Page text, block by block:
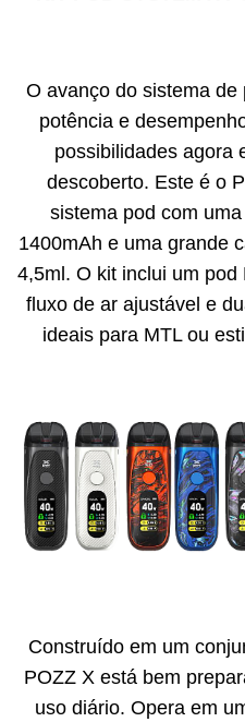
O avanço do sistema
potência e
possibilidades agora
descoberto. Este é o
sistema pod com
1400mAh e uma grande
4,5ml. O kit inclui um
fluxo de ar ajustável e
ideais para MTL ou
Construído em um
POZZ X está bem
uso diário. Opera em